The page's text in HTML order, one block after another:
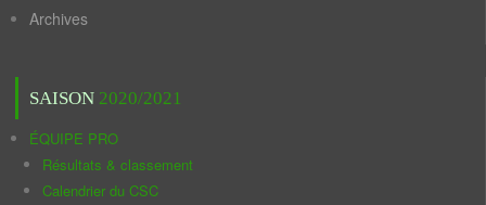
Archives
SAISON 2020/2021
ÉQUIPE PRO
Résultats & classement
Calendrier du CSC